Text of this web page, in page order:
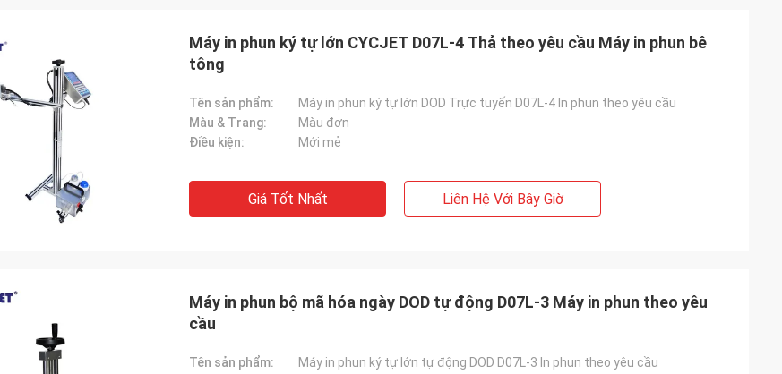
Máy in phun ký tự lớn CYCJET D07L-4 Thả theo yêu cầu Máy in phun bê
tông
Tên sản phẩm:
Máy in phun ký tự lớn DOD Trực tuyến D07L-4 In phun theo yêu cầu
Màu & Trang:
Màu đơn
Điều kiện:
Mới mẻ
Giá Tốt Nhất Liên Hệ Với Bây Giờ
Máy in phun bộ mã hóa ngày DOD tự động D07L-3 Máy in phun theo yêu
cầu
Tên sản phẩm:
Máy in phun ký tự lớn tự động DOD D07L-3 In phun theo yêu cầu